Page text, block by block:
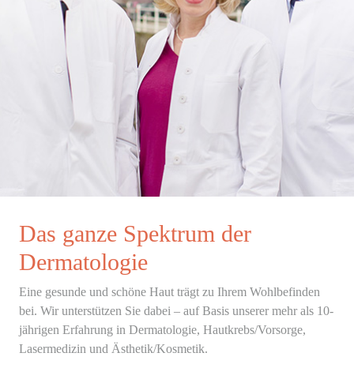
Das ganze Spektrum der
Dermatologie
Eine gesunde und schöne Haut trägt zu Ihrem Wohlbefinden
bei. Wir unterstützen Sie dabei – auf Basis unserer mehr als 10-
jährigen Erfahrung in Dermatologie, Hautkrebs/Vorsorge,
Lasermedizin und Ästhetik/Kosmetik.